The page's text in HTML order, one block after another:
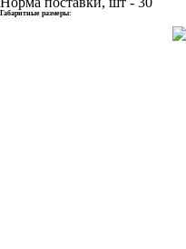
Габаритные размеры: